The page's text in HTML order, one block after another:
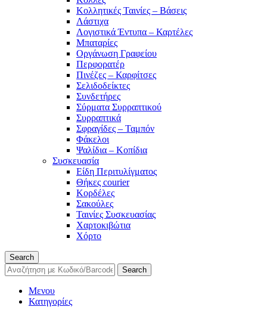
Κολλητικές Ταινίες – Βάσεις
Λάστιχα
Λογιστικά Έντυπα – Καρτέλες
Μπαταρίες
Οργάνωση Γραφείου
Περφορατέρ
Πινέζες – Καρφίτσες
Σελιδοδείκτες
Συνδετήρες
Σύρματα Συρραπτικού
Συρραπτικά
Σφραγίδες – Ταμπόν
Φάκελοι
Ψαλίδια – Κοπίδια
Συσκευασία
Είδη Περιτυλίγματος
Θήκες courier
Κορδέλες
Σακούλες
Ταινίες Συσκευασίας
Χαρτοκιβώτια
Χόρτο
Search
Search
Μενου
Κατηγορίες